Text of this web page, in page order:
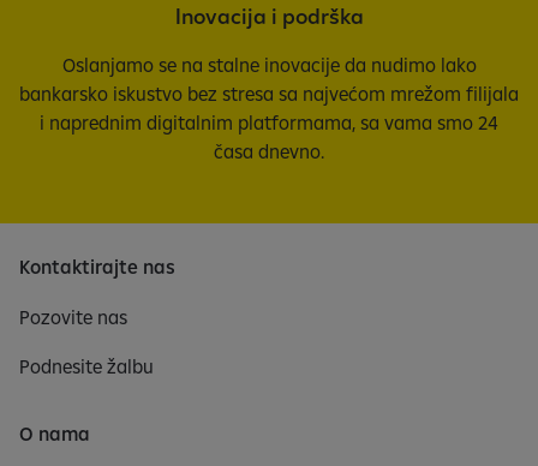
Inovacija i podrška
Oslanjamo se na stalne inovacije da nudimo lako
bankarsko iskustvo bez stresa sa najvećom mrežom filijala
i naprednim digitalnim platformama, sa vama smo 24
časa dnevno.
Kontaktirajte nas
Pozovite nas
Podnesite žalbu
O nama